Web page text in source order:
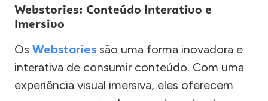
Webstories: Conteúdo Interativo e
Imersivo
Os Webstories são uma forma inovadora e
interativa de consumir conteúdo. Com uma
experiência visual imersiva, eles oferecem